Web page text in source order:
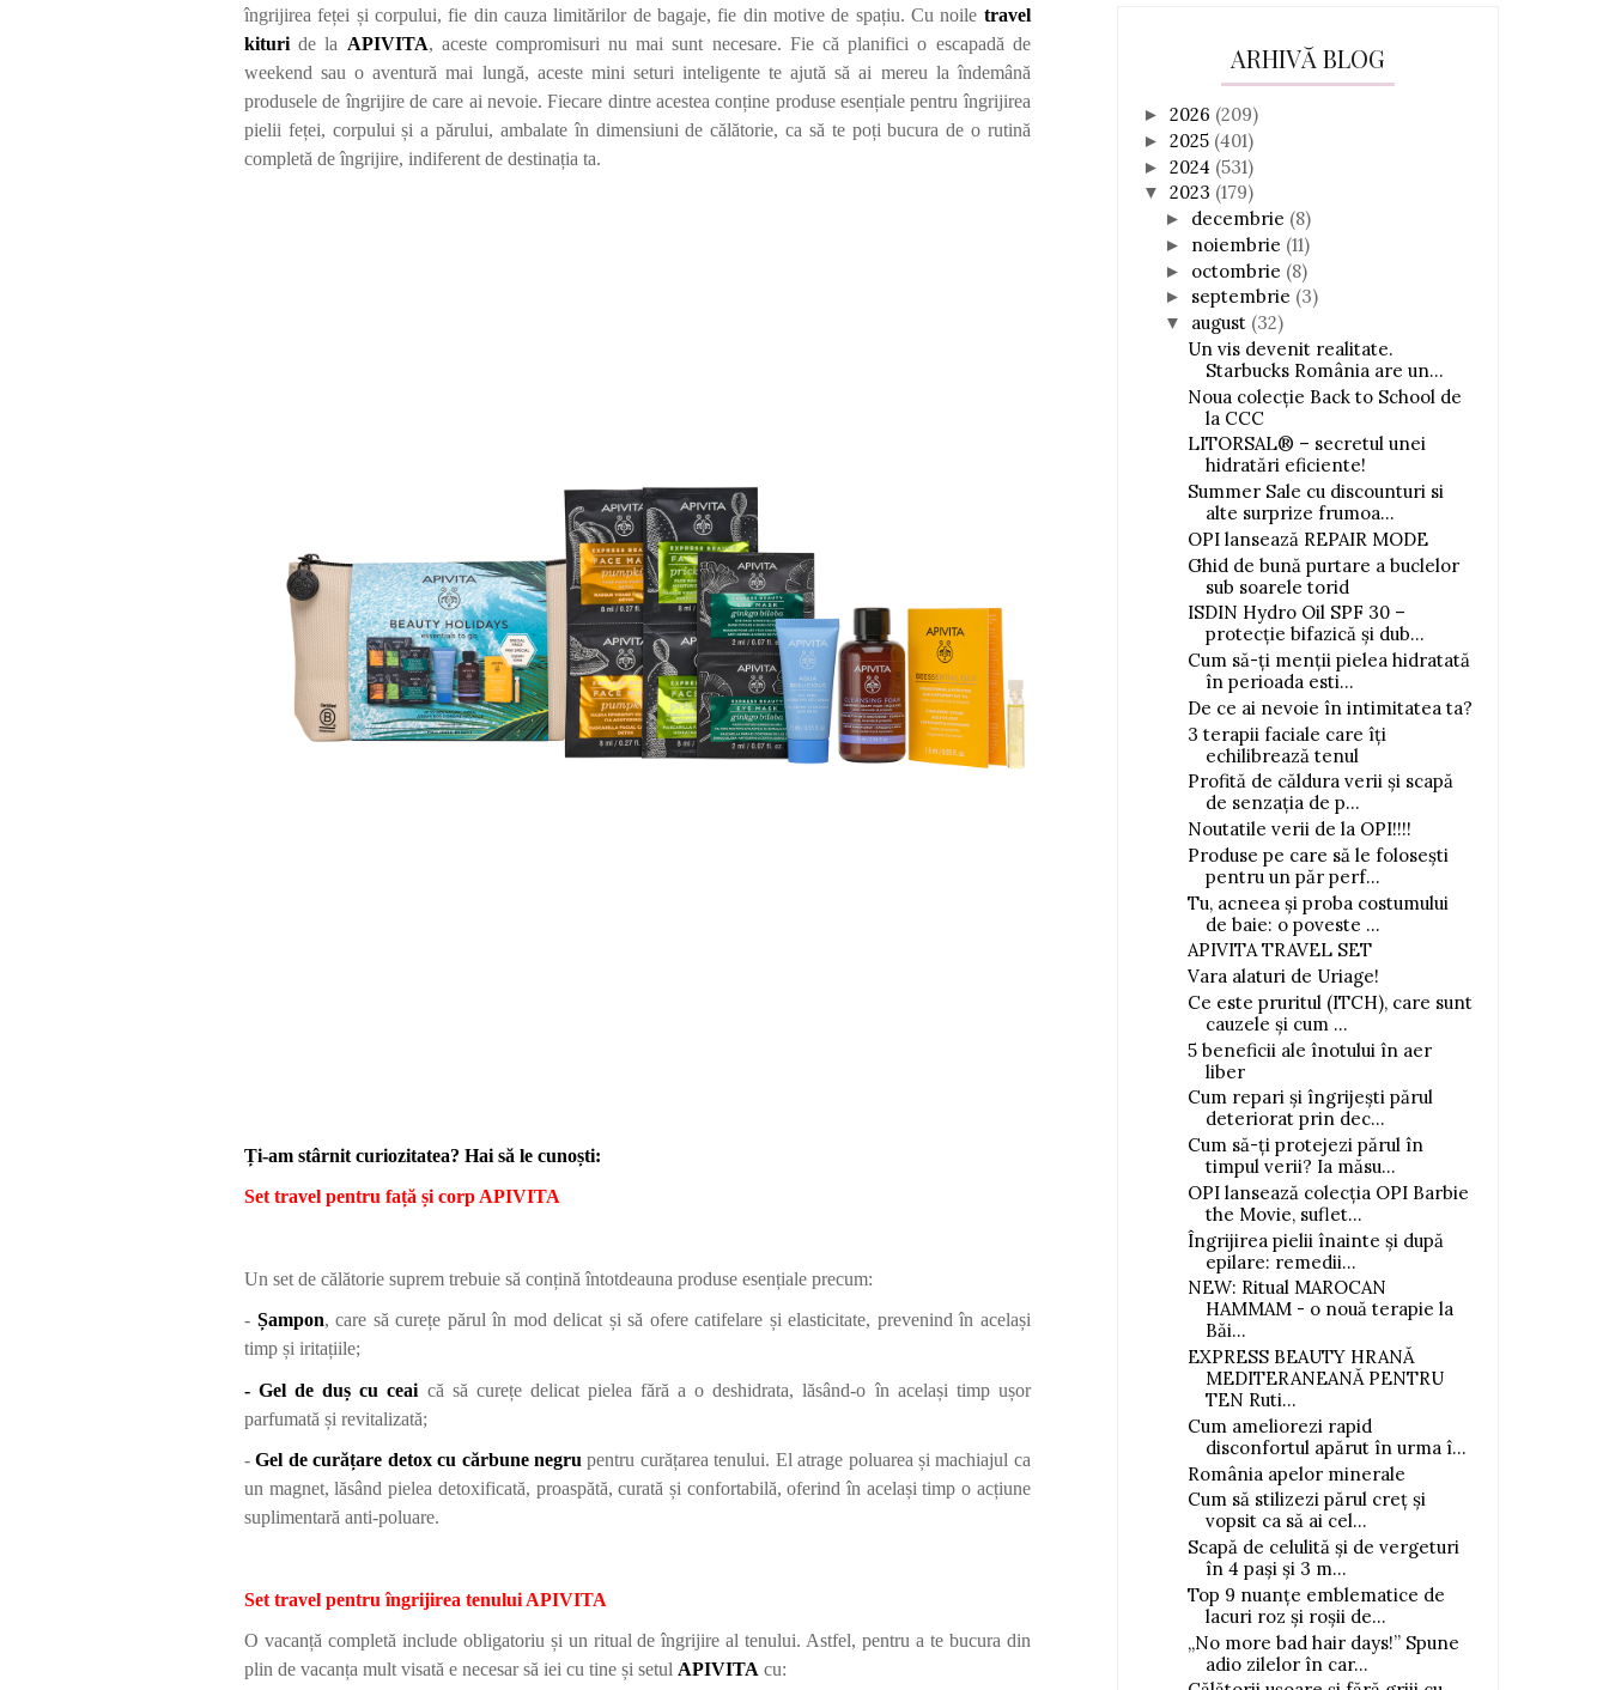
îngrijirea feței și corpului, fie din cauza limitărilor de bagaje, fie din motive de spațiu. Cu noile travel
kituri de la APIVITA, aceste compromisuri nu mai sunt necesare. Fie că planifici o escapadă de
weekend sau o aventură mai lungă, aceste mini seturi inteligente te ajută să ai mereu la îndemână
produsele de îngrijire de care ai nevoie. Fiecare dintre acestea conține produse esențiale pentru îngrijirea
pielii feței, corpului și a părului, ambalate în dimensiuni de călătorie, ca să te poți bucura de o rutină
completă de îngrijire, indiferent de destinația ta.
Ți-am stârnit curiozitatea? Hai să le cunoști:
Set travel pentru față și corp APIVITA
Un set de călătorie suprem trebuie să conțină întotdeauna produse esențiale precum:
- Șampon, care să curețe părul în mod delicat și să ofere catifelare și elasticitate, prevenind în același
timp și iritațiile;
- Gel de duș cu ceai că să curețe delicat pielea fără a o deshidrata, lăsând-o în același timp ușor
parfumată și revitalizată;
-Gel de curățare detox cu cărbune negru pentru curățarea tenului. El atrage poluarea și machiajul ca
un magnet, lăsând pielea detoxificată, proaspătă, curată și confortabilă, oferind în același timp o acțiune
suplimentară anti-poluare.
Set travel pentru îngrijirea tenului APIVITA
O vacanță completă include obligatoriu și un ritual de îngrijire al tenului. Astfel, pentru a te bucura din
plin de vacanța mult visată e necesar să iei cu tine și setul APIVITA cu:
ARHIVĂ BLOG
► 2026 (209)
► 2025 (401)
► 2024 (531)
▼ 2023 (179)
► decembrie (8)
► noiembrie (11)
► octombrie (8)
► septembrie (3)
▼ august (32)
Un vis devenit realitate.
Starbucks România are un...
Noua colecție Back to School de
la CCC
LITORSAL® – secretul unei
hidratări eficiente!
Summer Sale cu discounturi si
alte surprize frumoa...
OPI lansează REPAIR MODE
Ghid de bună purtare a buclelor
sub soarele torid
ISDIN Hydro Oil SPF 30 –
protecție bifazică și dub...
Cum să-ți menții pielea hidratată
în perioada esti...
De ce ai nevoie în intimitatea ta?
3 terapii faciale care îți
echilibrează tenul
Profită de căldura verii și scapă
de senzația de p...
Noutatile verii de la OPI!!!!
Produse pe care să le folosești
pentru un păr perf...
Tu, acneea și proba costumului
de baie: o poveste ...
APIVITA TRAVEL SET
Vara alaturi de Uriage!
Ce este pruritul (ITCH), care sunt
cauzele și cum ...
5 beneficii ale înotului în aer
liber
Cum repari și îngrijești părul
deteriorat prin dec...
Cum să-ți protejezi părul în
timpul verii? Ia măsu...
OPI lansează colecția OPI Barbie
the Movie, suflet...
Îngrijirea pielii înainte și după
epilare: remedii...
NEW: Ritual MAROCAN
HAMMAM - o nouă terapie la
Băi...
EXPRESS BEAUTY HRANĂ
MEDITERANEANĂ PENTRU
TEN Ruti...
Cum ameliorezi rapid
disconfortul apărut în urma î...
România apelor minerale
Cum să stilizezi părul creț și
vopsit ca să ai cel...
Scapă de celulită și de vergeturi
în 4 pași și 3 m...
Top 9 nuanțe emblematice de
lacuri roz și roșii de...
„No more bad hair days!” Spune
adio zilelor în car...